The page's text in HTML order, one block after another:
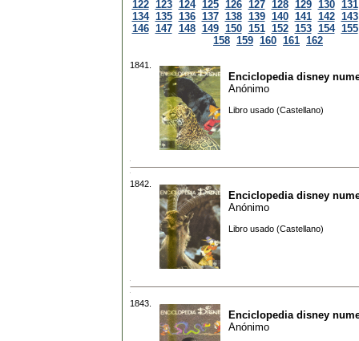
122 123 124 125 126 127 128 129 130 131
134 135 136 137 138 139 140 141 142 143
146 147 148 149 150 151 152 153 154 155
158 159 160 161 162
1841.
Enciclopedia disney
Anónimo
Libro usado (Castellano)
1842.
Enciclopedia disney
Anónimo
Libro usado (Castellano)
1843.
Enciclopedia disney
Anónimo